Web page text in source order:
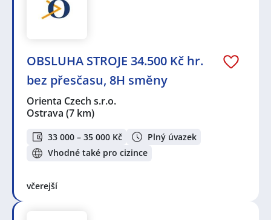
OBSLUHA STROJE 34.500 Kč hr.
bez přesčasu, 8H směny
Orienta Czech s.r.o.
Ostrava (7 km)
33 000 – 35 000 Kč
Plný úvazek
Vhodné také pro cizince
včerejší